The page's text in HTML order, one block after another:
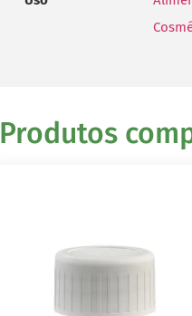
Produtos